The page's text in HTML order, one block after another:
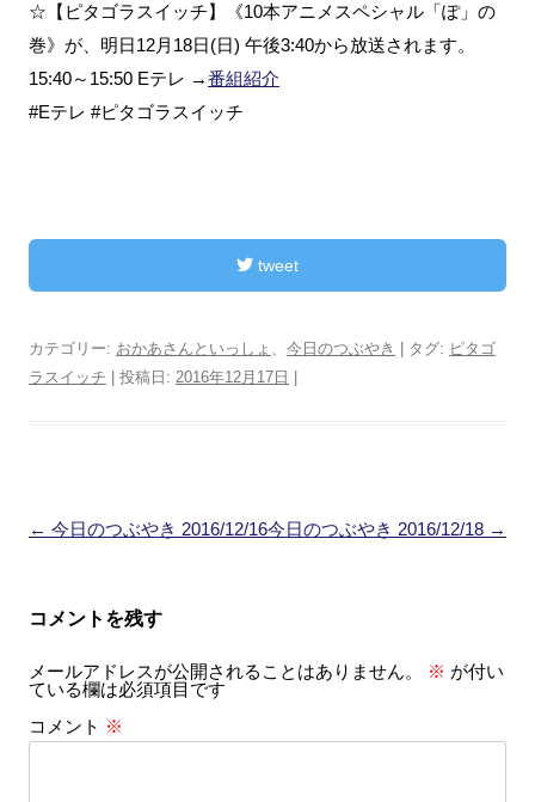
☆【ピタゴラスイッチ】《10本アニメスペシャル「ぽ」の
巻》が、明日12月18日(日) 午後3:40から放送されます。
15:40～15:50 Eテレ →番組紹介
#Eテレ #ピタゴラスイッチ
tweet
カテゴリー: おかあさんといっしょ 、 今日のつぶやき | タグ: ピタゴ
ラスイッチ | 投稿日: 2016年12月17日
投
ゲ
シ
← 今日のつぶやき 2016/12/16今日のつぶやき 2016/12/18 →
コメントを残す
メールアドレスが公開されることはありません。 ※ が付い
ている欄は必須項目です
コメント ※